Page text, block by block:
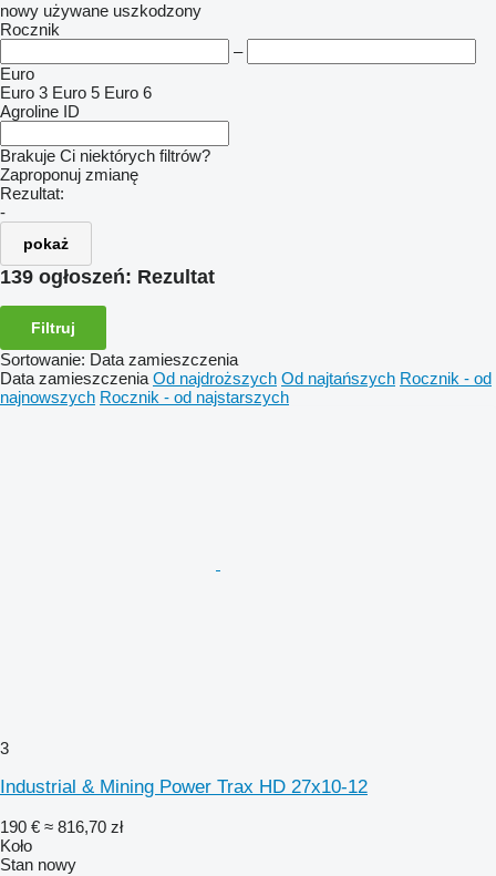
nowy używane uszkodzony
Rocznik
–
Euro
Euro 3 Euro 5 Euro 6
Agroline ID
Brakuje Ci niektórych filtrów?
Zaproponuj zmianę
Rezultat:
-
pokaż
139 ogłoszeń: Rezultat
Filtruj
Sortowanie: Data zamieszczenia
Data zamieszczenia Od najdroższych Od najtańszych Rocznik - od
najnowszych Rocznik - od najstarszych
3
Industrial & Mining Power Trax HD 27x10-12
190 € ≈ 816,70 zł
Koło
Stan nowy